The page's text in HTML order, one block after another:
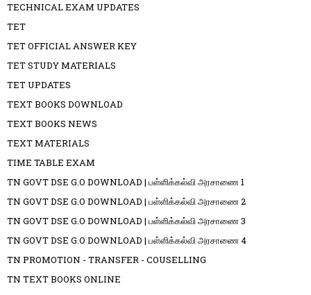
TECHNICAL EXAM UPDATES
TET
TET OFFICIAL ANSWER KEY
TET STUDY MATERIALS
TET UPDATES
TEXT BOOKS DOWNLOAD
TEXT BOOKS NEWS
TEXT MATERIALS
TIME TABLE EXAM
TN GOVT DSE G.O DOWNLOAD | பள்ளிக்கல்வி அரசாணை 1
TN GOVT DSE G.O DOWNLOAD | பள்ளிக்கல்வி அரசாணை 2
TN GOVT DSE G.O DOWNLOAD | பள்ளிக்கல்வி அரசாணை 3
TN GOVT DSE G.O DOWNLOAD | பள்ளிக்கல்வி அரசாணை 4
TN PROMOTION - TRANSFER - COUSELLING
TN TEXT BOOKS ONLINE